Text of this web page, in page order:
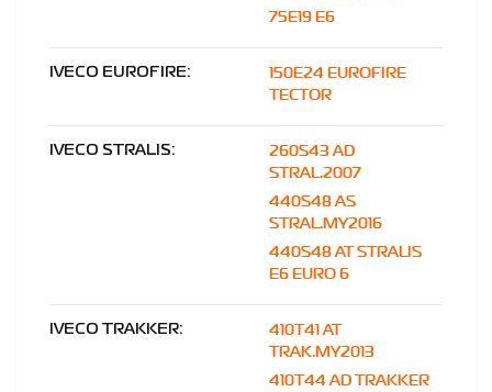
75E19 E6
IVECO EUROFIRE:
150E24 EUROFIRE
TECTOR
IVECO STRALIS:
260S43 AD
STRAL.2007
440S48 AS
STRAL.MY2016
440S48 AT STRALIS
E6 EURO 6
IVECO TRAKKER:
410T41 AT
TRAK.MY2013
410T44 AD TRAKKER